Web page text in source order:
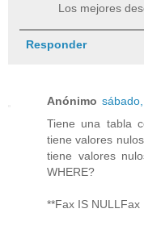
Los mejores
Responder
Anónimo
Tiene una tabla
tiene valores
tiene valores
WHERE?
**Fax IS NULLFax